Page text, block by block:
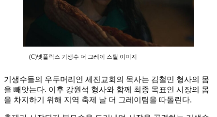
(C)넷플릭스 기생수 더 그레이 스틸 이미지
기생수들의 우두머리인 세진교회의 목사는 김철민 형사의 몸
을 빼앗는다. 이후 강원석 형사와 함께 최종 목표인 시장의 몸
을 차지하기 위해 지역 축제 날 더 그레이팀을 따돌린다.